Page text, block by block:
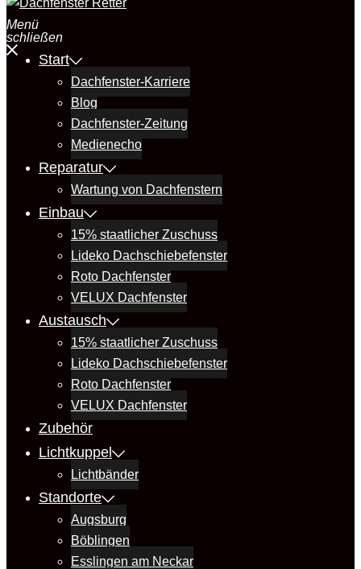
Menü
schließen
Start
Dachfenster-Karriere
Blog
Dachfenster-Zeitung
Medienecho
Reparatur
Wartung von Dachfenstern
Einbau
15% staatlicher Zuschuss
Lideko Dachschiebefenster
Roto Dachfenster
VELUX Dachfenster
Austausch
15% staatlicher Zuschuss
Lideko Dachschiebefenster
Roto Dachfenster
VELUX Dachfenster
Zubehör
Lichtkuppel
Lichtbänder
Standorte
Augsburg
Böblingen
Esslingen am Neckar